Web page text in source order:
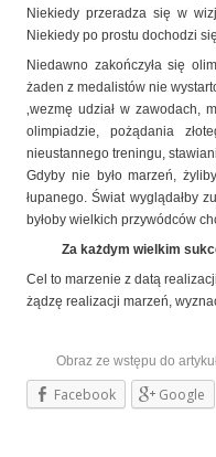
Niekiedy przeradza się w
Niekiedy po prostu dochodzi
Niedawno zakończyła się
żaden z medalistów nie
‚wezmę udział w zawodach,
olimpiadzie, pożądania
nieustannego treningu,
Gdyby nie było marzeń,
łupanego. Świat wyglądałby
byłoby wielkich przywódców
Za każdym wielkim
Cel to marzenie z datą
żądzę realizacji marzeń,
Obraz ze wstępu do
Facebook Google